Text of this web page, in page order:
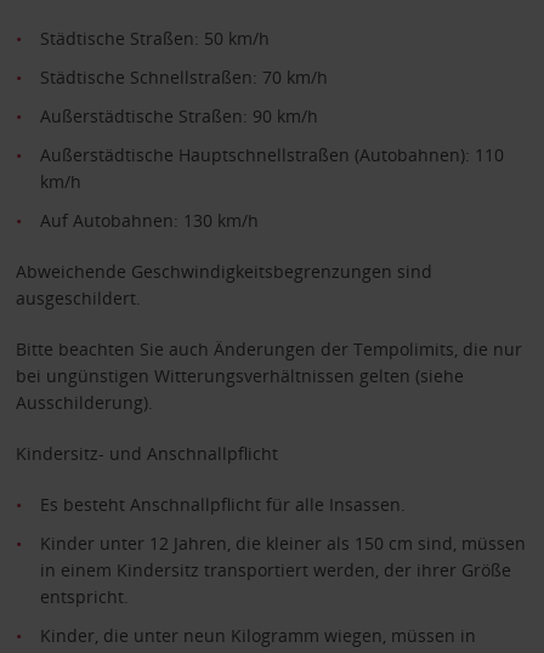
Städtische Straßen: 50 km/h
Städtische Schnellstraßen: 70 km/h
Außerstädtische Straßen: 90 km/h
Außerstädtische Hauptschnellstraßen (Autobahnen): 110
km/h
Auf Autobahnen: 130 km/h
Abweichende Geschwindigkeitsbegrenzungen sind
ausgeschildert.
Bitte beachten Sie auch Änderungen der Tempolimits, die nur
bei ungünstigen Witterungsverhältnissen gelten (siehe
Ausschilderung).
Kindersitz- und Anschnallpflicht
Es besteht Anschnallpflicht für alle Insassen.
Kinder unter 12 Jahren, die kleiner als 150 cm sind, müssen
in einem Kindersitz transportiert werden, der ihrer Größe
entspricht.
Kinder, die unter neun Kilogramm wiegen, müssen in